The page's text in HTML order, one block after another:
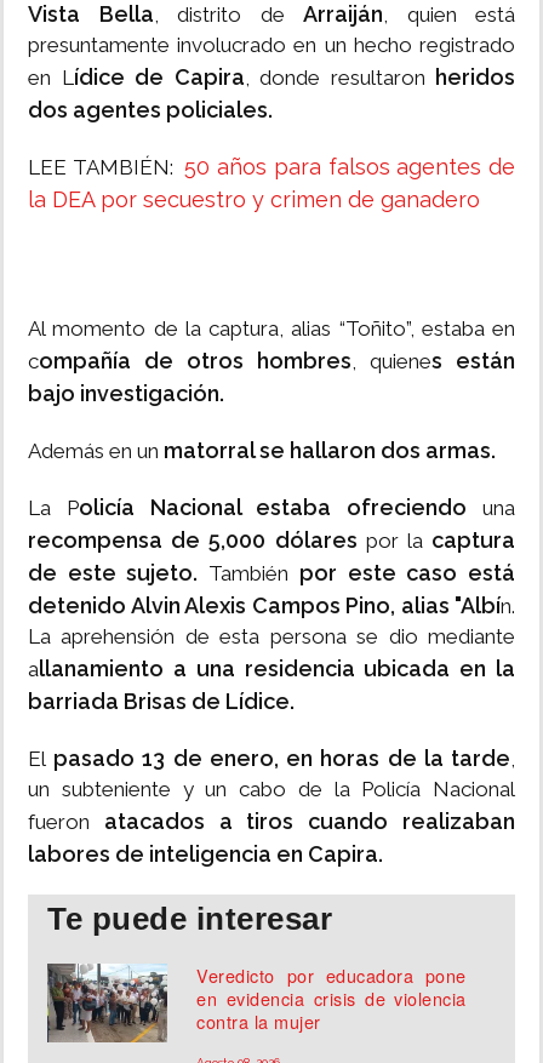
Vista Bella, distrito de Arraiján, quien está
presuntamente involucrado en un hecho registrado
en Lídice de Capira, donde resultaron heridos
dos agentes policiales.
LEE TAMBIÉN: 50 años para falsos agentes de
la DEA por secuestro y crimen de ganadero
Al momento de la captura, alias “Toñito”, estaba en
compañía de otros hombres, quienes están
bajo investigación.
Además en un matorral se hallaron dos armas.
La Policía Nacional estaba ofreciendo una
recompensa de 5,000 dólares por la captura
de este sujeto. También por este caso está
detenido Alvin Alexis Campos Pino, alias "Albín.
La aprehensión de esta persona se dio mediante
allanamiento a una residencia ubicada en la
barriada Brisas de Lídice.
El pasado 13 de enero, en horas de la tarde,
un subteniente y un cabo de la Policía Nacional
fueron atacados a tiros cuando realizaban
labores de inteligencia en Capira.
Te puede interesar
Veredicto por educadora pone
en evidencia crisis de violencia
contra la mujer